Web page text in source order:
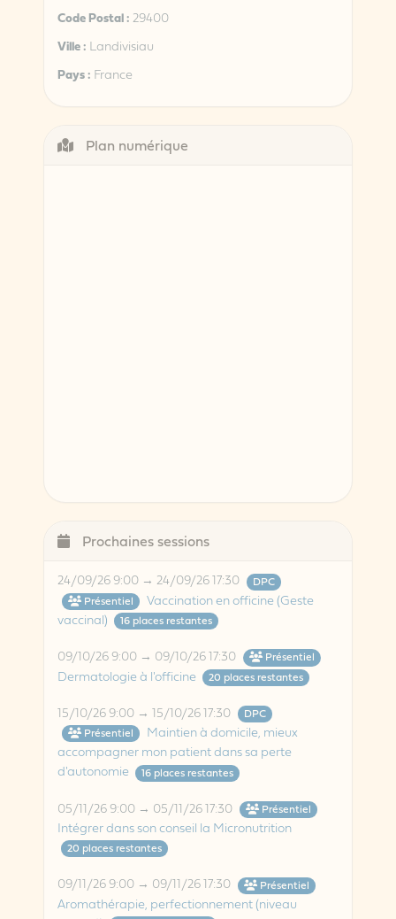
Code Postal :29400
Ville : Landivisiau
Pays : France
Plan numérique
Prochaines sessions
24/09/26 9:00 → 24/09/26 17:30
DPC
Présentiel
Vaccination en officine (Geste
vaccinal)
16 places restantes
09/10/26 9:00 → 09/10/26 17:30 Présentiel
Dermatologie à l'officine 20 places restantes
15/10/26 9:00 → 15/10/26 17:30
DPC
Présentiel
Maintien à domicile, mieux
accompagner mon patient dans sa perte
d'autonomie
16 places restantes
05/11/26 9:00 → 05/11/26 17:30 Présentiel
Intégrer dans son conseil la Micronutrition
20 places restantes
09/11/26 9:00 → 09/11/26 17:30 Présentiel
Aromathérapie, perfectionnement (niveau